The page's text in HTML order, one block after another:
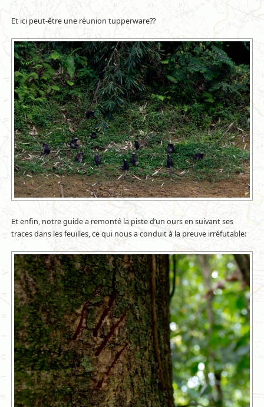
Et ici peut-être une réunion tupperware??
Et enfin, notre guide a remonté la piste d’un ours en suivant ses
traces dans les feuilles, ce qui nous a conduit à la preuve irréfutable: